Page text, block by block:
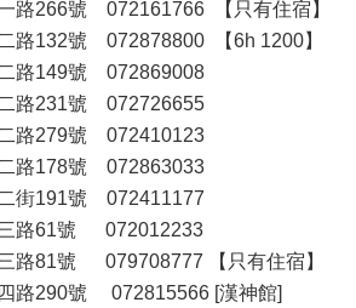
266號 072161766 【只有住宿】
132號 072878800 【6h 1200】
路149號 072869008
路231號 072726655
路279號 072410123
路178號 072863033
街191號 072411177
路61號 072012233
81號 079708777 【只有住宿】
路290號 072815566 [漢神館]